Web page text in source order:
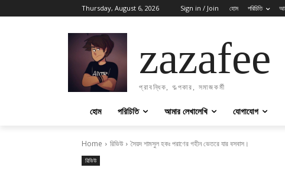
Thursday, August 6, 2026 Sign in / Join হোম পরিচিতি
zazafee
প্রাবন্ধিক, গল্পকার, সমাজকর্মী
হোম পরিচিতি আমার লেখালেখি যোগাযোগ
Home রিভিউ সৈয়দ শামসুল হকঃ পরাণের গহীন ভেতরে যার বসবাস।
রিভিউ